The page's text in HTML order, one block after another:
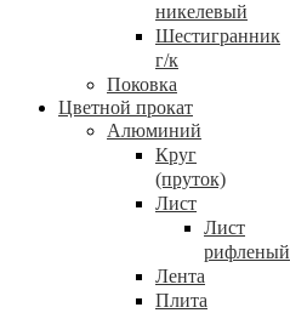
никелевый
Шестигранник
г/к
Поковка
Цветной прокат
Алюминий
Круг
(пруток)
Лист
Лист
рифленый
Лента
Плита